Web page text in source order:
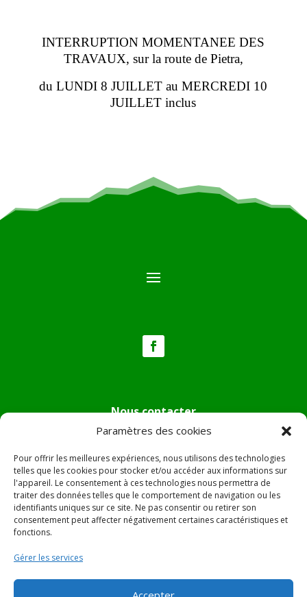
Paramètres des cookies
Pour offrir les meilleures expériences, nous utilisons des technologies
telles que les cookies pour stocker et/ou accéder aux informations sur
l'appareil. Le consentement à ces technologies nous permettra de
traiter des données telles que le comportement de navigation ou les
identifiants uniques sur ce site. Ne pas consentir ou retirer son
consentement peut affecter négativement certaines caractéristiques et
fonctions.
Gérer les services
INTERRUPTION MOMENTANEE DES
TRAVAUX, sur la route de Pietra,
du LUNDI 8 JUILLET au MERCREDI 10
JUILLET inclus
Nous contacter
Tél :04.95.36.24.02
Mail:
mairie.pietradiverde@wanadoo.fr
Adresse :Hôtel de ville de Pietra di Verde
Le village
20230 Pietra di Verde
© 2022 Mairie de Pietra Di Verde – Réalisation